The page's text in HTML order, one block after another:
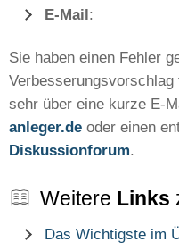
E-Mail:
Sie haben einen Fehler
sehr über eine kurze E-
anleger.de oder einen
Diskussionforum.
Weitere Links
Das Wichtigste im